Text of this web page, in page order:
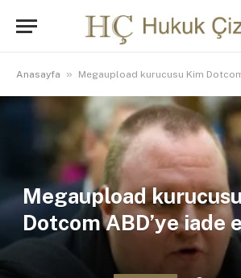
Anasayfa » Megaupload kurucusu Kim
Megaupload
Dotcom ABD’ye iade